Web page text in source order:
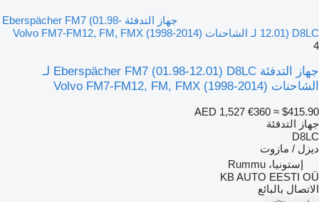
جهاز التدفئة Eberspächer FM7 (01.98-
12.01) D8LC لـ الشاحنات Volvo FM7-FM12, FM, FMX (1998-2014)
4
جهاز التدفئة Eberspächer FM7 (01.98-12.01) D8LC لـ
الشاحنات Volvo FM7-FM12, FM, FMX (1998-2014)
AED 1,527 €360 ≈ $415.90
جهاز التدفئة
D8LC
ديزل / مازوت
إستونيا، Rummu
KB AUTO EESTI OÜ
الاتصال بالبائع